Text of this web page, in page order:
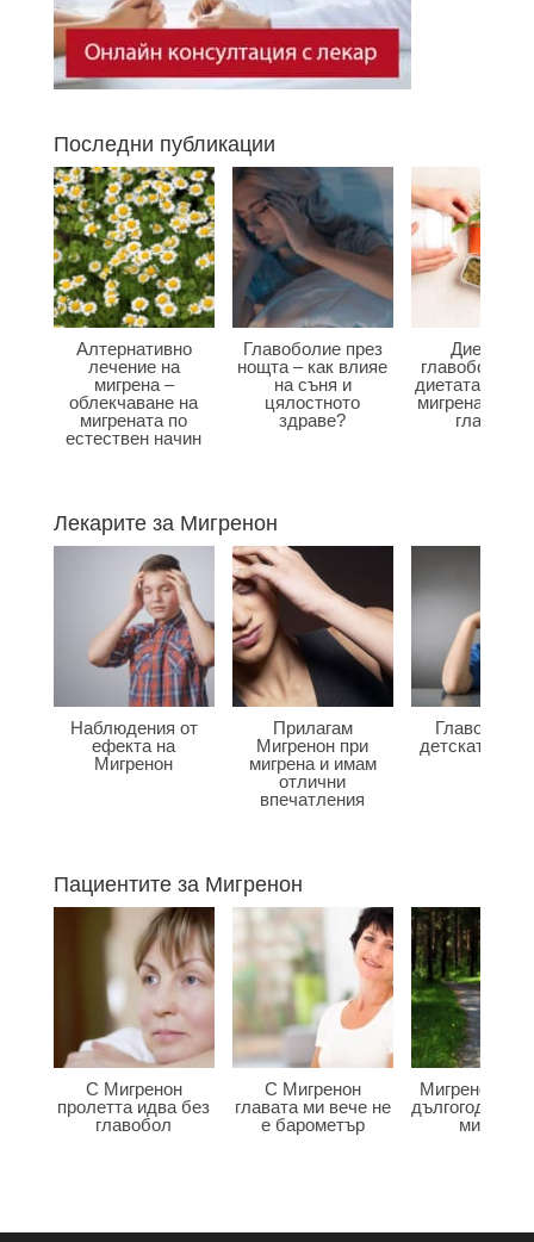
Последни публикации
Алтернативно
лечение на
мигрена –
облекчаване на
мигрената по
естествен начин
Главоболие през
нощта – как влияе
на съня и
цялостното
здраве?
Диета при
главоболие –
диетата
мигрена и
главата?
Лекарите за Мигренон
Наблюдения от
ефекта на
Мигренон
Прилагам
Мигренон при
мигрена и имам
отлични
впечатления
детската
Пациентите за Мигренон
С Мигренон
пролетта идва без
главобол
С Мигренон
главата ми вече не
е барометър
Мигренон
мигрена